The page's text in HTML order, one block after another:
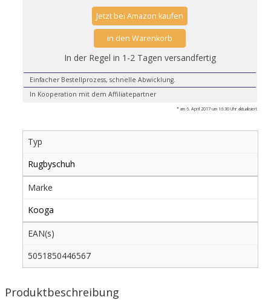
Jetzt bei Amazon kaufen
in den Warenkorb
In der Regel in 1-2 Tagen versandfertig
Einfacher Bestellprozess, schnelle Abwicklung.
In Kooperation mit dem Affiliatepartner
* am 6. April 2017 um 16:30 Uhr aktualisiert
Typ
Rugbyschuh
Marke
Kooga
EAN(s)
5051850446567
Produktbeschreibung